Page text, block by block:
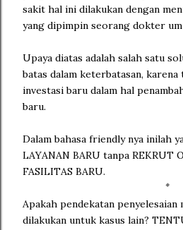
sakit hal ini dilakukan dengan
yang dipimpin seorang dokter
Upaya diatas adalah salah satu
batas dalam keterbatasan,
investasi baru dalam hal
baru.
Dalam bahasa friendly nya inilah
LAYANAN BARU tanpa REKRUT
FASILITAS BARU.
Apakah pendekatan penyelesaian
dilakukan untuk kasus lain?